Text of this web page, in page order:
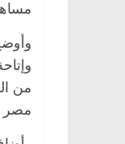
من
مصر